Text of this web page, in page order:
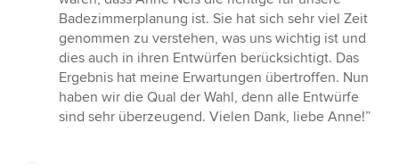
von
5
Sternen
Badezimmerplanung ist. Sie hat sich sehr viel Zeit
genommen zu verstehen, was uns wichtig ist und
dies auch in ihren Entwürfen berücksichtigt. Das
Ergebnis hat meine Erwartungen übertroffen. Nun
haben wir die Qual der Wahl, denn alle Entwürfe
sind sehr überzeugend. Vielen Dank, liebe Anne!”